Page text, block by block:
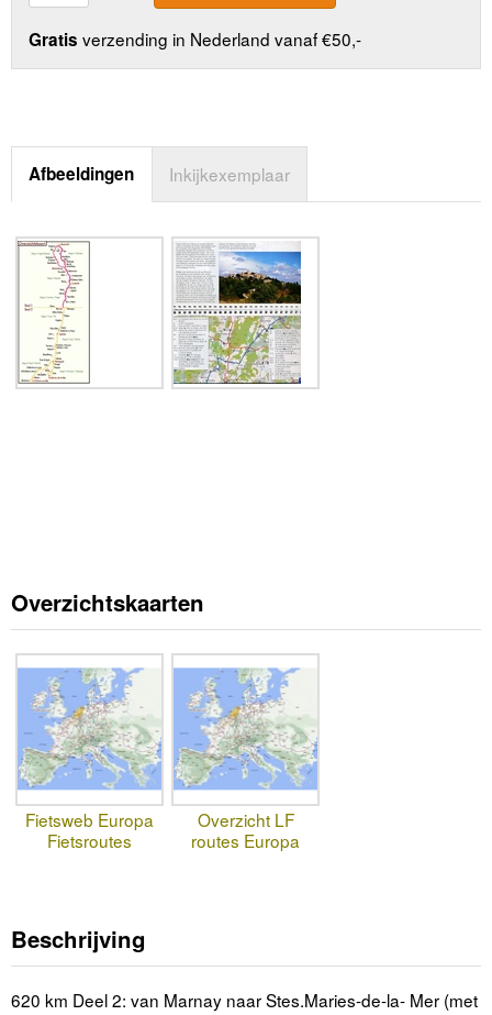
Gratis verzending in Nederland vanaf €50,-
Afbeeldingen Inkijkexemplaar
Overzichtskaarten
Fietsweb Europa
Fietsroutes
Overzicht LF
routes Europa
Beschrijving
620 km Deel 2: van Marnay naar Stes.Maries-de-la- Mer (met